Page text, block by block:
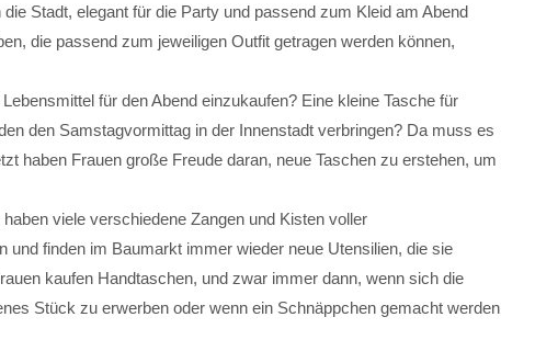
Stadt, elegant für die Party und passend zum Kleid am Abend
die passend zum jeweiligen Outfit getragen werden können,
für den Abend einzukaufen? Eine kleine Tasche für
den Samstagvormittag in der Innenstadt verbringen? Da muss es
haben Frauen große Freude daran, neue Taschen zu erstehen, um
viele verschiedene Zangen und Kisten voller
und finden im Baumarkt immer wieder neue Utensilien, die sie
kaufen Handtaschen, und zwar immer dann, wenn sich die
Stück zu erwerben oder wenn ein Schnäppchen gemacht werden